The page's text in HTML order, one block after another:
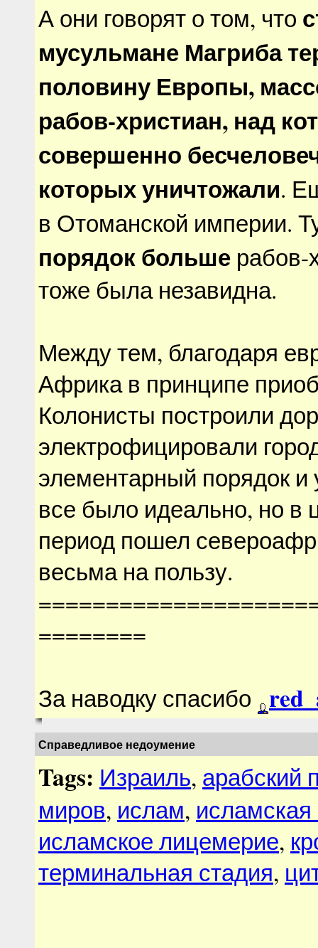
А они говорят о том, что
мусульмане Магриба
половину Европы,
рабов-христиан, над
совершенно
которых уничтожали.
в Отоманской империи.
порядок больше рабов-
тоже была незавидна.
Между тем, благодаря
Африка в принципе
Колонисты построили
электрофицировали
элементарный порядок
все было идеально, но в
период пошел
весьма на пользу.
========
За наводку спасибо
Справедливое недоумение
Tags: Израиль, арабский
миров, ислам,
исламское лицемерие,
терминальная стадия,